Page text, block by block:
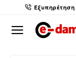
Εξυπηρέτηση